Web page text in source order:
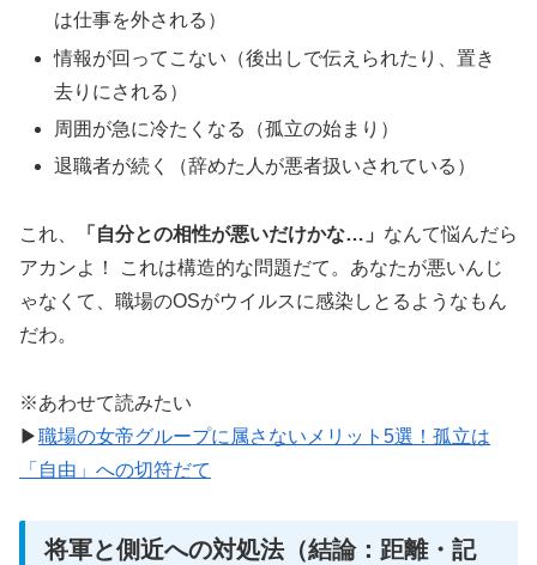
は仕事を外される）
情報が回ってこない（後出しで伝えられたり、置き
去りにされる）
周囲が急に冷たくなる（孤立の始まり）
退職者が続く（辞めた人が悪者扱いされている）
これ、 「自分との相性が悪いだけかな…」 なんて悩んだら
アカンよ！ これは構造的な問題だて。あなたが悪いんじ
ゃなくて、職場のOSがウイルスに感染しとるようなもん
だわ。
※あわせて読みたい
▶職場の女帝グループに属さないメリット5選！孤立は
「自由」への切符だて
将軍と側近への対処法（結論：距離・記